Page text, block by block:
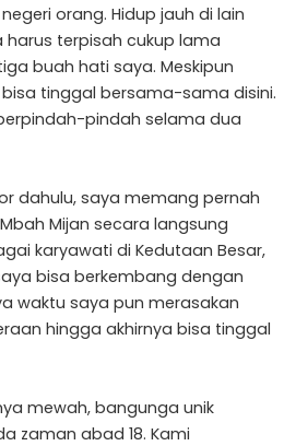
orang. Hidup jauh di lain
terpisah cukup lama
buah hati saya. Meskipun
tinggal bersama-sama disini.
pindah selama dua
dahulu, saya memang pernah
Mijan secara langsung
karyawati di Kedutaan Besar,
bisa berkembang dengan
waktu saya pun merasakan
hingga akhirnya bisa tinggal
mewah, bangunga unik
zaman abad 18. Kami